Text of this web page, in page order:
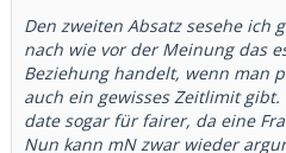
Den zweiten Absatz sesehe ich
nach wie vor der Meinung das
Beziehung handelt, wenn man
auch ein gewisses Zeitlimit
date sogar für fairer, da eine
Nun kann mN zwar wieder